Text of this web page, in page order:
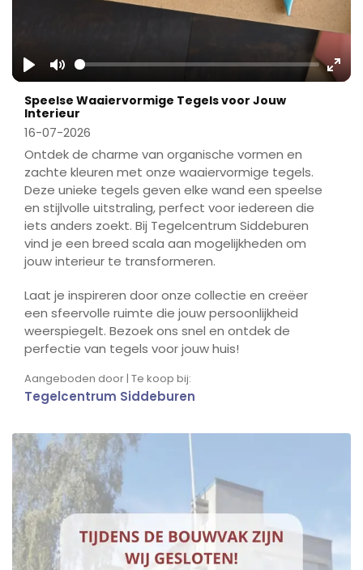
Play Mute
Speelse Waaiervormige Tegels voor Jouw
Interieur
16-07-2026
Ontdek de charme van organische vormen en
zachte kleuren met onze waaiervormige tegels.
Deze unieke tegels geven elke wand een speelse
en stijlvolle uitstraling, perfect voor iedereen die
iets anders zoekt. Bij Tegelcentrum Siddeburen
vind je een breed scala aan mogelijkheden om
jouw interieur te transformeren.
Laat je inspireren door onze collectie en creëer
een sfeervolle ruimte die jouw persoonlijkheid
weerspiegelt. Bezoek ons snel en ontdek de
perfectie van tegels voor jouw huis!
Aangeboden door | Te koop bij:
Tegelcentrum Siddeburen